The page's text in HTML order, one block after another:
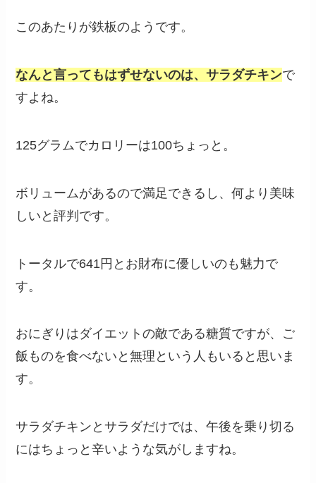
このあたりが鉄板のようです。
なんと言ってもはずせないのは、サラダチキンで
すよね。
125グラムでカロリーは100ちょっと。
ボリュームがあるので満足できるし、何より美味
しいと評判です。
トータルで641円とお財布に優しいのも魅力で
す。
おにぎりはダイエットの敵である糖質ですが、ご
飯ものを食べないと無理という人もいると思いま
す。
サラダチキンとサラダだけでは、午後を乗り切る
にはちょっと辛いような気がしますね。